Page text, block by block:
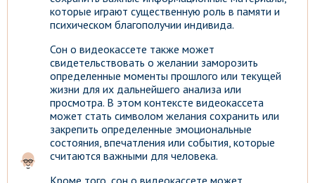
которые играют существенную роль в памяти и
психическом благополучии индивида.
Сон о видеокассете также может
свидетельствовать о желании заморозить
определенные моменты прошлого или текущей
жизни для их дальнейшего анализа или
просмотра. В этом контексте видеокассета
может стать символом желания сохранить или
закрепить определенные эмоциональные
состояния, впечатления или события, которые
считаются важными для человека.
Кроме того, сон о видеокассете может